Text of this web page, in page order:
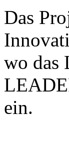
Das
wo das
ein.